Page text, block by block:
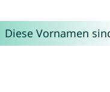
Diese Vornamen